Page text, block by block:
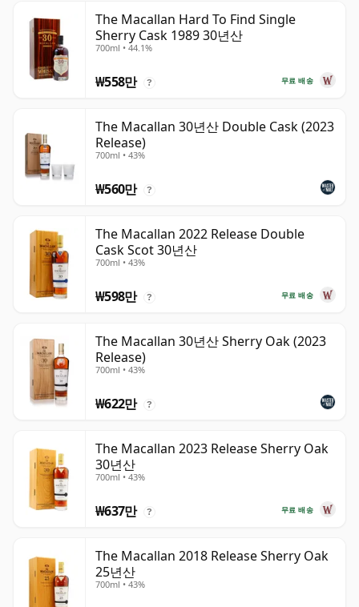
The Macallan Hard To Find Single
Sherry Cask 1989 30년산
700ml • 44.1%
무료 배송
₩558만 ?
The Macallan 30년산 Double Cask (2023
Release)
700ml • 43%
₩560만 ?
The Macallan 2022 Release Double
Cask Scot 30년산
700ml • 43%
무료 배송
₩598만 ?
The Macallan 30년산 Sherry Oak (2023
Release)
700ml • 43%
₩622만 ?
The Macallan 2023 Release Sherry Oak
30년산
700ml • 43%
무료 배송
₩637만 ?
The Macallan 2018 Release Sherry Oak
25년산
700ml • 43%